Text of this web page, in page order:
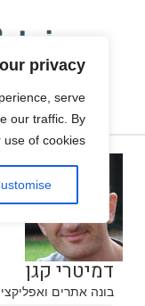
privacy
serve
our traffic. By
of cookies.
דמיטרי קגן
בונה אתרים